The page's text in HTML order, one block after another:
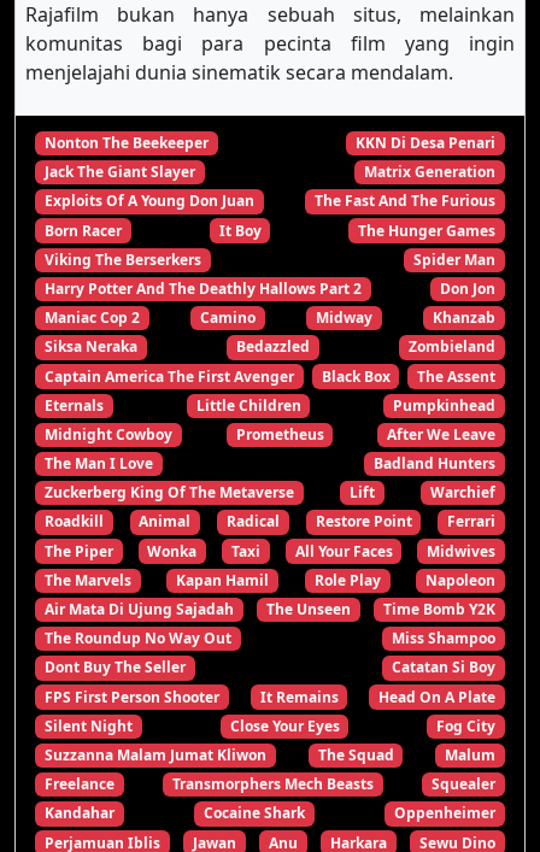
Rajafilm bukan hanya sebuah situs, melainkan
komunitas bagi para pecinta film yang ingin
menjelajahi dunia sinematik secara mendalam.
Nonton The Beekeeper
KKN Di Desa Penari
Jack The Giant Slayer
Matrix Generation
Exploits Of A Young Don Juan
The Fast And The Furious
Born Racer
It Boy
The Hunger Games
Viking The Berserkers
Spider Man
Harry Potter And The Deathly Hallows Part 2
Don Jon
Maniac Cop 2
Camino Midway
Khanzab
Siksa Neraka
Bedazzled
Zombieland
Captain America The First Avenger
Black Box
The Assent
Eternals
Little Children
Pumpkinhead
Midnight Cowboy
Prometheus
After We Leave
The Man I Love
Badland Hunters
Zuckerberg King Of The Metaverse
Lift
Warchief
Roadkill
Animal Radical Restore Point
Ferrari
The Piper
Wonka Taxi All Your Faces
Midwives
The Marvels
Kapan Hamil Role Play
Napoleon
Air Mata Di Ujung Sajadah
The Unseen
Time Bomb Y2K
The Roundup No Way Out
Miss Shampoo
Dont Buy The Seller
Catatan Si Boy
FPS First Person Shooter
It Remains
Head On A Plate
Silent Night
Close Your Eyes
Fog City
Suzzanna Malam Jumat Kliwon
The Squad
Malum
Freelance
Transmorphers Mech Beasts
Squealer
Kandahar
Cocaine Shark
Oppenheimer
Perjamuan Iblis
Jawan Anu Harkara
Sewu Dino